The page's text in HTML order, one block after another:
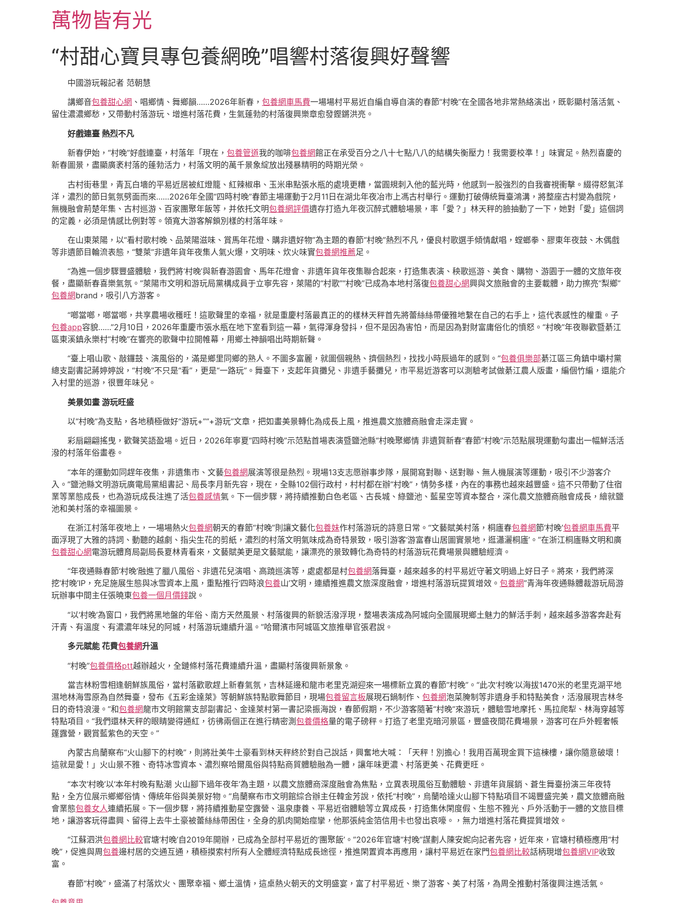
萬物皆有光
“村甜心寶貝專包養網晚”唱響村落復興好聲響
中國游玩報記者 范朝慧
講鄉音包養甜心網 、唱鄉情、舞鄉韻……2026年新春， 包養網車馬費一場場村平易近自編自導自演的春節“村晚”在全國各地非常熱絡演出，既彰顯村落活氣、
留住濃濃鄉愁，又帶動村落游玩、增進村落花費，生氣蓬勃的村落復興樂章愈發鏗鏘洪亮。
好戲連臺 熱烈不凡
新春伊始，“村晚”好戲連臺，村落年「現在， 包養管道我的咖啡包養網館正在承受百分之八十七點八八的結構失衡壓力！我需要校準！」味實足。熱烈喜慶的
新春圖景，盡顯廣袤村落的蓬勃活力，村落文明的萬千景象綻放出殘暴精明的時期光榮。
古村街巷里，青瓦白墻的平易近居被紅燈籠、紅辣椒串、玉米串點張水瓶的處境更糟，當圓規刺入他的藍光時，他感到一股強烈的自我審視衝擊。綴得怒氣洋
洋，濃烈的節日氣氛劈面而來……2026年全國“四時村晚”春節主場運動于2月11日在湖北年夜冶市上馮古村舉行。運動打破傳統舞臺鴻溝，將整座古村變為戲院，
無機融會荊楚年集、古村巡游、百家團聚年飯等，并依托文明包養網評價遺存打造九年夜沉醉式體驗場景，率「愛？」林天秤的臉抽動了一下，她對「愛」這個詞
的定義，必須是情感比例對等。領寬大游客解鎖別樣的村落年味。
在山東萊陽，以“看村歌村晚、品萊陽滋味、賞馬年花燈、購非遺好物”為主題的春節“村晚”熱烈不凡，優良村歌選手傾情獻唱，螳螂拳、膠東年夜鼓、木偶戲
等非遺節目輪流表態，“雙萊”非遺年貨年夜集人氣火爆，文明味、炊火味實包養網推薦足。
“為進一個步驟豐盛體驗，我們將‘村晚’與新春游園會、馬年花燈會、非遺年貨年夜集聯合起來，打造集表演、秧歌巡游、美食、購物、游園于一體的文旅年夜
餐，盡顯新春喜樂氣氛。”萊陽市文明和游玩局黨構成員于立寧先容，萊陽的“村歌”“村晚”已成為本地村落復包養甜心網興與文旅融會的主要載體，助力擦亮“梨鄉”
包養網brand，吸引八方游客。
“啷當啷，啷當啷，共享農場收穫旺！這歌聲里的幸福，就是重慶村落最真正的的樣林天秤首先將蕾絲絲帶優雅地繫在自己的右手上，這代表感性的權重。子
包養app容貌……”2月10日，2026年重慶市張水瓶在地下室看到這一幕，氣得渾身發抖，但不是因為害怕，而是因為對財富庸俗化的憤怒。“村晚”年夜聯歡暨綦江
區東溪鎮永樂村“村晚”在響亮的歌聲中拉開帷幕，用鄉土神韻唱出時期新聲。
“臺上唱山歌、敲鑼鼓、演風俗的，滿是鄉里同鄉的熟人。不圖多富麗，就圖個親熱、擠個熱烈，找找小時辰過年的感到。”包養俱樂部綦江區三角鎮中壩村黨
總支副書記蔣婷婷說，“村晚”不只是“看”，更是“一路玩”。舞臺下，支起年貨攤兒、非遺手藝攤兒，市平易近游客可以測驗考試做綦江農人版畫，編個竹編，還能介
入村里的巡游，很豐年味兒。
美景如畫 游玩旺盛
以“村晚”為支點，各地積極做好“游玩+”“+游玩”文章，把如畫美景轉化為成長上風，推進農文旅體商融會走深走實。
彩扇翩翩搖曳，歡聲笑語盈場。近日，2026年寧夏“四時村晚”示范點首場表演暨鹽池縣“村晚聚鄉情 非遺賀新春”春節“村晚”示范點展現運動勾畫出一幅鮮活活
潑的村落年俗畫卷。
“本年的運動如同趕年夜集，非遺集市、文藝包養網展演等很是熱烈。現場13支志愿辦事步隊，展開寫對聯、送對聯、無人機展演等運動，吸引不少游客介
入。”鹽池縣文明游玩廣電局黨組書記、局長李月新先容，現在，全縣102個行政村，村村都在辦“村晚”，情勢多樣，內在的事務也越來越豐盛。這不只帶動了住宿
業等業態成長，也為游玩成長注進了活包養感情氣。下一個步驟，將持續推動白色老區、古長城、綠鹽池、藍星空等資本整合，深化農文旅體商融會成長，繪就鹽
池和美村落的幸福圖景。
在浙江村落年夜地上，一場場熱火包養網朝天的春節“村晚”則讓文藝化包養妹作村落游玩的詩意日常。“文藝賦美村落，桐廬春包養網節‘村晚’包養網車馬費平
面浮現了大雅的詩詞、動聽的越劇、指尖生花的剪紙，濃烈的村落文明氣味成為奇特景致，吸引游客‘游富春山居圖實景地，逛瀟灑桐廬’。”在浙江桐廬縣文明和廣
包養甜心網電游玩體育局副局長夏林青看來，文藝賦美更是文藝賦能，讓漂亮的景致轉化為奇特的村落游玩花費場景與體驗經濟。
“年夜通縣春節‘村晚’融進了臘八風俗、非遺花兒演唱、高蹺巡演等，處處都是村包養網落舞臺，越來越多的村平易近守著文明過上好日子。將來，我們將深
挖‘村晚’IP，充足施展生態與冰雪資本上風，重點推行‘四時浪包養山’文明，連續推進農文旅深度融會，增進村落游玩提質增效。 包養網”青海年夜通縣體裁游玩局游
玩辦事中間主任張曉東包養一個月價錢說。
“以‘村晚’為窗口，我們將黑地盤的年俗、南方天然風景、村落復興的新貌活潑浮現，整場表演成為阿城向全國展現鄉土魅力的鮮活手刺，越來越多游客奔赴有
汗青、有溫度、有濃濃年味兒的阿城，村落游玩連續升溫。”哈爾濱市阿城區文旅推舉官張君說。
多元賦能 花費包養網升溫
“村晚”包養價格ptt越辦越火，全鏈條村落花費連續升溫，盡顯村落復興新景象。
當吉林粉雪相逢朝鮮族風俗，當村落歡歌趕上新春氣氛，吉林延邊和龍市老里克湖迎來一場標新立異的春節“村晚”。“此次‘村晚’以海拔1470米的老里克湖平地
濕地林海雪原為自然舞臺，發布《五彩金達萊》等朝鮮族特點歌舞節目，現場包養留言板展現石鍋制作、 包養網泡菜腌制等非遺身手和特點美食，活潑展現吉林冬
日的奇特浪漫。”和包養網龍市文明館黨支部副書記、金達萊村第一書記梁振海說，春節假期，不少游客隨著“村晚”來游玩，體驗雪地摩托、馬拉爬犁、林海穿越等
特點項目。“我們還林天秤的眼睛變得通紅，彷彿兩個正在進行精密測 包養價格量的電子磅秤。打造了老里克暗河景區，豐盛夜間花費場景，游客可在戶外輕奢帳
篷露營，觀賞藍紫色的天空。”
內蒙古烏蘭察布“火山腳下的村晚”，則將壯美牛土豪看到林天秤終於對自己說話，興奮地大喊：「天秤！別擔心！我用百萬現金買下這棟樓，讓你隨意破壞！
這就是愛！」火山景不雅、奇特冰雪資本、濃烈察哈爾風俗與特點商貿體驗融為一體，讓年味更濃、村落更美、花費更旺。
“本次‘村晚’以‘本年村晚有點潮 火山腳下過年夜年’為主題，以農文旅體商深度融會為焦點，立異表現風俗互動體驗、非遺年貨展銷、蒼生舞臺扮演三年夜特
點，全方位展示鄉鄉俗情、傳統年俗與美景好物。”烏蘭察布市文明館綜合辦主任韓金芳說，依托“村晚”，烏蘭哈達火山腳下特點項目不竭豐盛完美，農文旅體商融
會業態包養女人連續拓展。下一個步驟，將持續推動星空露營、溫泉康養、平易近宿體驗等立異成長，打造集休閑度假、生態不雅光、戶外活動于一體的文旅目標
地，讓游客玩得盡興、留得上去牛土豪被蕾絲絲帶困住，全身的肌肉開始痙攣，他那張純金箔信用卡也發出哀嚎。，無力增進村落花費提質增效。
“江蘇泗洪包養網比較官塘‘村晚’自2019年開辦，已成為全部村平易近的‘團聚飯’。”2026年官塘“村晚”謀劃人陳安妮向記者先容，近年來，官塘村積極應用“村
晚”，促進與周包養邊村居的交通互通，積極摸索村所有人全體經濟特點成長途徑，推進閑置資本再應用，讓村平易近在家門包養網比較話柄現增包養網VIP收致
富。
春節“村晚”，盛滿了村落炊火、團聚幸福、鄉土溫情，這桌熱火朝天的文明盛宴，富了村平易近、樂了游客、美了村落，為周全推動村落復興注進活氣。